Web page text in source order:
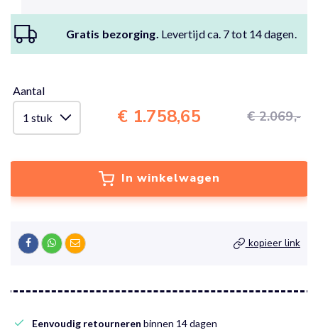
Gratis bezorging. Levertijd ca. 7 tot 14 dagen.
Aantal
€ 2.069,-
€ 1.758,65
In winkelwagen
kopieer link
Eenvoudig retourneren binnen 14 dagen